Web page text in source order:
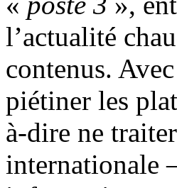
l’actualité
contenus.
piétiner les
à-dire ne
internationale